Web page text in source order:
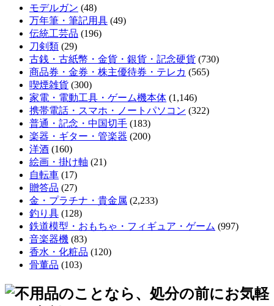
モデルガン (48)
万年筆・筆記用具 (49)
伝統工芸品 (196)
刀剣類 (29)
古銭・古紙幣・金貨・銀貨・記念硬貨 (730)
商品券・金券・株主優待券・テレカ (565)
喫煙雑貨 (300)
家電・電動工具・ゲーム機本体 (1,146)
携帯電話・スマホ・ノートパソコン (322)
普通・記念・中国切手 (183)
楽器・ギター・管楽器 (200)
洋酒 (160)
絵画・掛け軸 (21)
自転車 (17)
贈答品 (27)
金・プラチナ・貴金属 (2,233)
釣り具 (128)
鉄道模型・おもちゃ・フィギュア・ゲーム (997)
音楽器機 (83)
香水・化粧品 (120)
骨董品 (103)